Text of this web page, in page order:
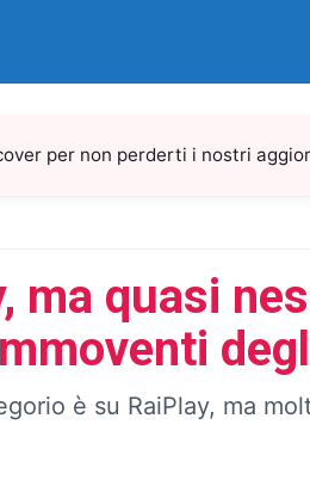
per non perderti i nostri
ma quasi
è su RaiPlay, ma